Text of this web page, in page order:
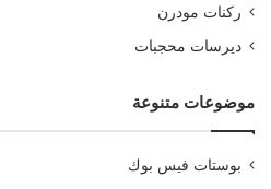
ركنات مودرن
ديرسات محجبات
موضوعات متنوعة
بوستات فيس بوك